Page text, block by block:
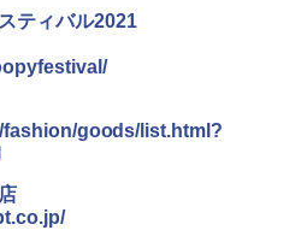
の歩き方 チェコ ポーランド スロヴ
～2027 地球の歩き方A ヨーロッ
本地理 地図・統計・移動から読み
BASE 《めざましテレビで紹介》
ワンタッチ RENEW 幅200 2-3人用 43
ーズコレクション 山善] 傘みたいに
け パッとサッとテント ブラックコ
グ フルクローズ メッシュ 3-4人用
ポップアップテント エクルベージ
プレー 熊よけスプレー 熊スプレー
業販売】超強力クマ対策スプレー 30
続噴射30秒）110ml（連続噴射15
5～10m 安全ロック搭載 携帯収納袋
マ・イノシシ対策 自治体・教育機
実績 登山・キャンプ・アウトドア・
長期保存可能 緊急時用 日本国内発
ティバル2021
goods/list.html?